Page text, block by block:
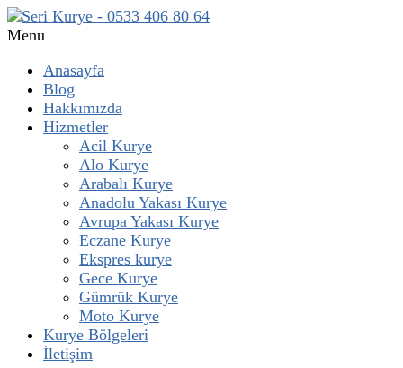
Menu
Anasayfa
Blog
Hakkımızda
Hizmetler
Acil Kurye
Alo Kurye
Arabalı Kurye
Anadolu Yakası Kurye
Avrupa Yakası Kurye
Eczane Kurye
Ekspres kurye
Gece Kurye
Gümrük Kurye
Moto Kurye
Kurye Bölgeleri
İletişim